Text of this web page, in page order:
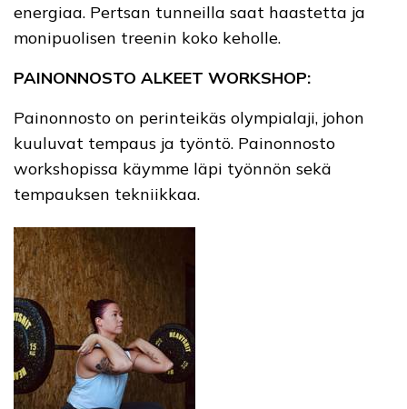
energiaa. Pertsan tunneilla saat haastetta ja
monipuolisen treenin koko keholle.
PAINONNOSTO ALKEET WORKSHOP:
Painonnosto on perinteikäs olympialaji, johon
kuuluvat tempaus ja työntö. Painonnosto
workshopissa käymme läpi työnnön sekä
tempauksen tekniikkaa.